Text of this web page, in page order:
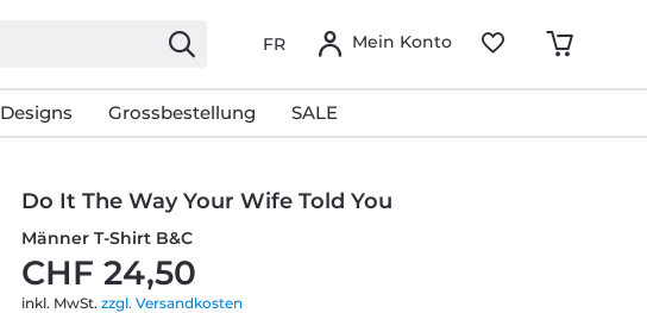
FR Mein Konto
Designs Grossbestellung SALE
Do It The Way Your Wife Told You
Männer T-Shirt B&C
CHF 24,50
inkl. MwSt.zzgl. Versandkosten